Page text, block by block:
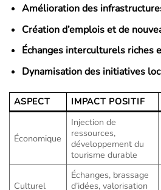
Amélioration des
Création d’emplois et de
Échanges interculturels riches
Dynamisation des initiatives
ASPECT IMPACT POSITIF
Économique
Injection de
ressources,
développement du
tourisme durable
Culturel
Échanges, brassage
d’idées, valorisation